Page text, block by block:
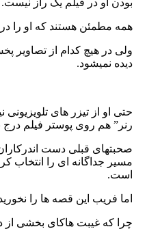
همه مطمئن هستند که او را در
ولی در هیچ کدام از تصاویر
دیده نمیشود.
حتی او از تیزر های
رنر” هم روی پوستر فیلم درج
صحبتهای قبلی دست
مسیر جداگانه ای را انتخاب
است.
اما فریب این قصه ها را
چرا که غیبت هاکای بخشی از